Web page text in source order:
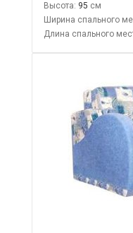
Высота: 95
Ширина спального
Длина спального